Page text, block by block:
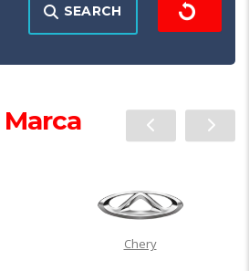
SEARCH
Marca
Chery